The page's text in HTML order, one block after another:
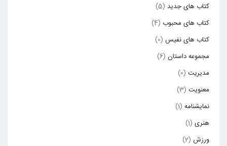
کتاب های جدید (5)
کتاب های محبوب (4)
کتاب های نفیس (0)
مجموعه داستان (6)
مدیریت (0)
معنویت (3)
نمایشنامه (1)
هنری (1)
ورزش (2)